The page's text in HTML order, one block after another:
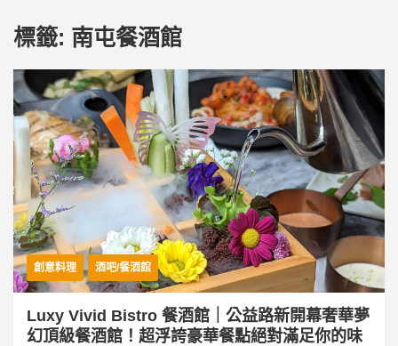
標籤: 南屯餐酒館
創意料理 酒吧/餐酒館
Luxy Vivid Bistro 餐酒館｜公益路新開幕奢華夢
幻頂級餐酒館！超浮誇豪華餐點絕對滿足你的味